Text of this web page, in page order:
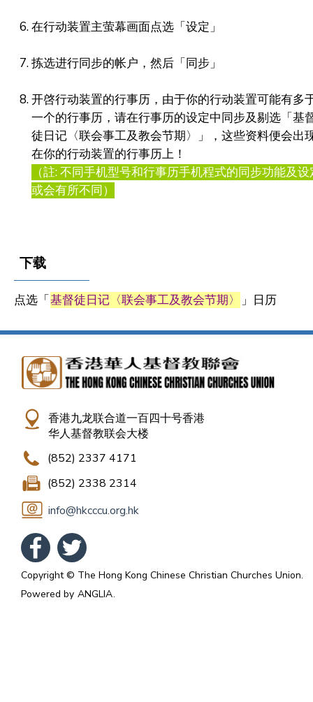
在行动装置主萤幕画面点选「设定」
拣选进行同步的帐户，然后「同步」
开啓行动装置的行事历，由于你的行动装置可能有多
一个的行事历，请在行事历的设定中同步及剔选「基
徒日记〈联会事工及教会节期〉」，这些资料便会出
在你的行动装置的行事历上！
（註: 不同手机型号和行事历手机程式的同步功能及设
或会有所不同）
下载
点选「基督徒日记〈联会事工及教会节期〉 」日历
香港九龙联合道一百四十号香港
华人基督教联会大楼
(852) 2337 4171
(852) 2338 2314
info@hkcccu.org.hk
Copyright © The Hong Kong Chinese Christian Churches Union.
Powered by ANGLIA.